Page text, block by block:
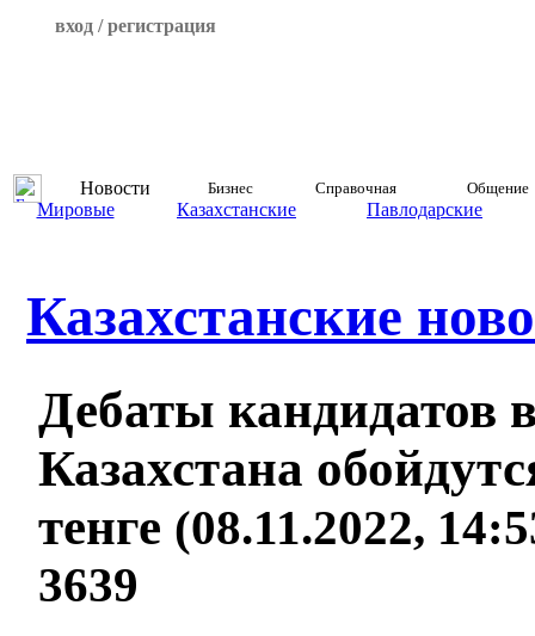
вход / регистрация
Новости Бизнес Справочная Общение
Мировые Казахстанские Павлодарские
Казахстанские
Дебаты кандидатов
Казахстана
тенге (08.11.2022,
3639